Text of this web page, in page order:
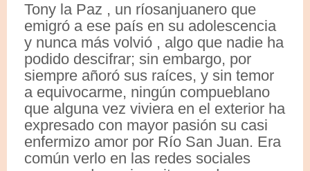
Tony la Paz , un ríosanjuanero que
emigró a ese país en su adolescencia
y nunca más volvió , algo que nadie ha
podido descifrar; sin embargo, por
siempre añoró sus raíces, y sin temor
a equivocarme, ningún compueblano
que alguna vez viviera en el exterior ha
expresado con mayor pasión su casi
enfermizo amor por Río San Juan. Era
común verlo en las redes sociales